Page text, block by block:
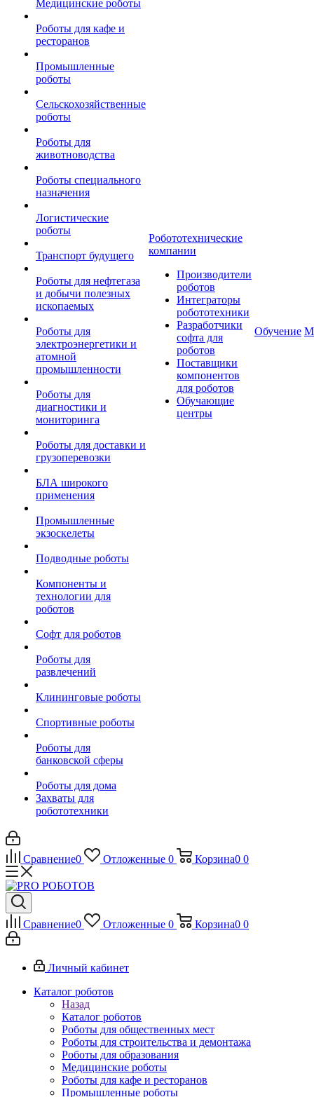
Медицинские роботы
Роботы для кафе и
ресторанов
Промышленные
роботы
Сельскохозяйственные
роботы
Роботы для
животноводства
Роботы специального
назначения
Логистические
роботы
Транспорт будущего
Роботы для нефтегаза
и добычи полезных
ископаемых
Роботы для
электроэнергетики и
атомной
промышленности
Роботы для
диагностики и
мониторинга
Роботы для доставки и
грузоперевозки
БЛА широкого
применения
Промышленные
экзоскелеты
Подводные роботы
Компоненты и
технологии для
роботов
Софт для роботов
Роботы для
развлечений
Клининговые роботы
Спортивные роботы
Роботы для
банковской сферы
Роботы для дома
Захваты для
робототехники
Робототехнические
компании
Производители
роботов
Интеграторы
робототехники
Разработчики
софта для
роботов
Поставщики
компонентов
для роботов
Обучающие
центры
Обучение
Сравнение0 Отложенные 0 Корзина0 0
Сравнение0 Отложенные 0 Корзина0 0
Личный кабинет
Каталог роботов
Назад
Каталог роботов
Роботы для общественных мест
Роботы для строительства и демонтажа
Роботы для образования
Медицинские роботы
Роботы для кафе и ресторанов
Промышленные роботы